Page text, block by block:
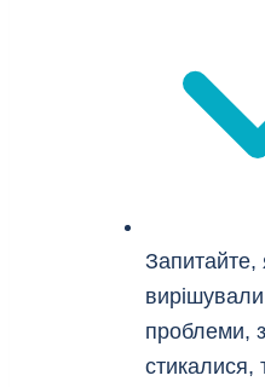
Запитайте,
вирішували
проблеми,
стикалися,